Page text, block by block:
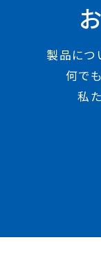
製品につ
何で
私